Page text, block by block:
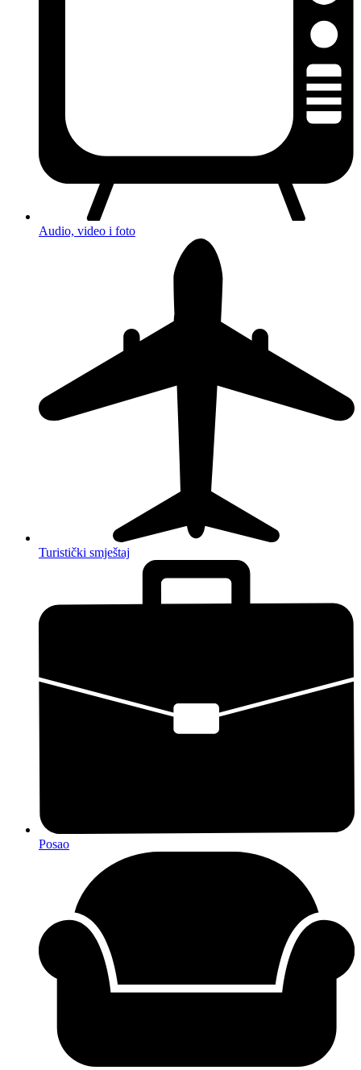
Audio, video i foto
Turistički smještaj
Posao